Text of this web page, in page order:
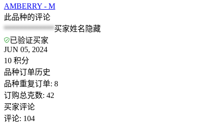
AMBERRY - M
此品种的评论
*************买家姓名隐藏
已验证买家
JUN 05, 2024
10 积分
品种订单历史
品种重复订单: 8
订购总克数: 42
买家评论
评论: 104